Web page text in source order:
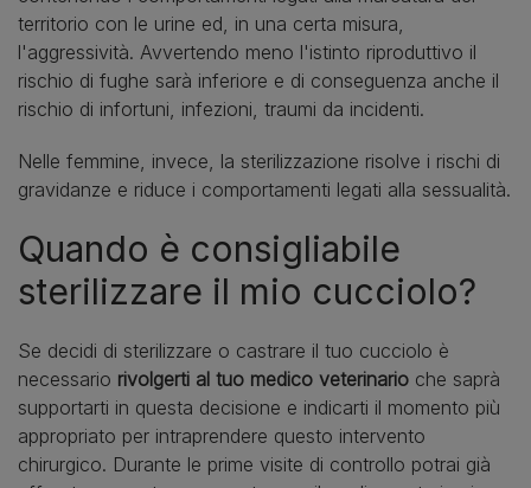
territorio con le urine ed, in una certa misura,
l'aggressività. Avvertendo meno l'istinto riproduttivo il
rischio di fughe sarà inferiore e di conseguenza anche il
rischio di infortuni, infezioni, traumi da incidenti.
Nelle femmine, invece, la sterilizzazione risolve i rischi di
gravidanze e riduce i comportamenti legati alla sessualità.
Quando è consigliabile
sterilizzare il mio cucciolo?
Se decidi di sterilizzare o castrare il tuo cucciolo è
necessario rivolgerti al tuo medico veterinario che saprà
supportarti in questa decisione e indicarti il momento più
appropriato per intraprendere questo intervento
chirurgico. Durante le prime visite di controllo potrai già